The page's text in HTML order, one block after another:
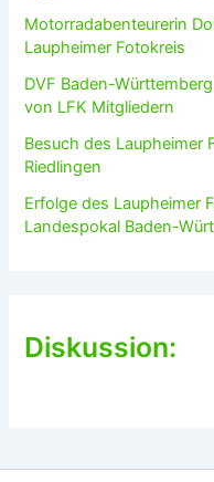
Motorradabenteurerin
Laupheimer Fotokreis
DVF Baden-
von LFK Mitgliedern
Besuch des Laupheimer
Riedlingen
Erfolge des Laupheimer
Landespokal Baden-
Diskussion: